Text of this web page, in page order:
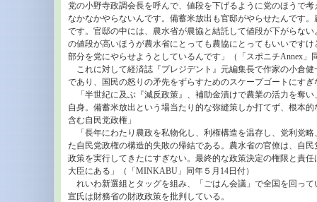
党の小野寺政調会長を呼んで、値段を下げるように党のほうで
なかなかやらないんです。備蓄米放出も官邸がやらせたんです
です。官邸の中には、農水省が農協と結託して値段が下がらな
の値段が高いほうが農水省にとっても農協にとってもいいです
部分を党にやらせようとしているんです」（「スポニチAnnex」
これに対して経済誌『プレジデント』元編集長で作家の小倉
であり、国民の怒りの矛先をずらすためのスケープゴートにすぎ
「半世紀に及ぶ『減反政策』、補助金漬けで農業の活力を奪
自身。備蓄米放出という場当たり的な弥縫策しか打てず、根本
含む自民党政権」
「長年にわたり農政を私物化し、利権構造を温存し、党利党
た自民党政権の構造的失敗の帰結である。農水省の官僚は、自
政策を実行してきたにすぎない。最終的な政策決定の権限と責
大臣にある」（「MINKABU」同年５月14日付）
れいわ新選組とタッグを組み、「ごはん会議」で全国を回っ
宣氏は財務省の財政政策を批判している。